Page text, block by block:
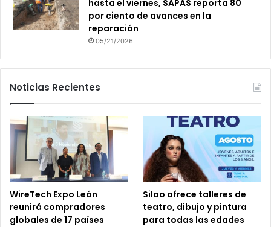
hasta el viernes, SAPAS reporta 80
por ciento de avances en la
reparación
05/21/2026
Noticias Recientes
WireTech Expo León
reunirá compradores
globales de 17 países
Silao ofrece talleres de
teatro, dibujo y pintura
para todas las edades